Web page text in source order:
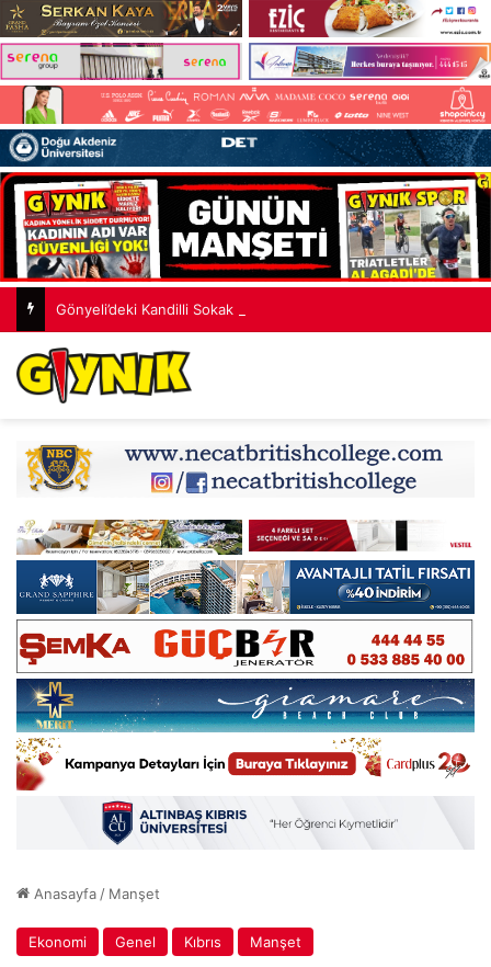
Gönyeli’deki Kandilli Sokak yeni çehreye kavuştu
Anasayfa/ Manşet
Ekonomi Genel Kıbrıs Manşet